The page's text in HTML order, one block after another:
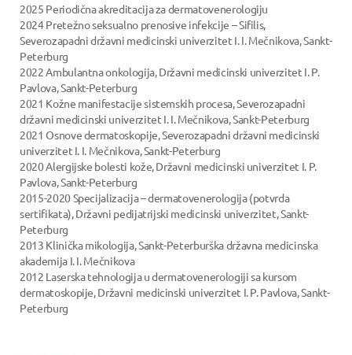
2025 Periodična akreditacija za dermatovenerologiju
2024 Pretežno seksualno prenosive infekcije – Sifilis,
Severozapadni državni medicinski univerzitet I. I. Mečnikova, Sankt-
Peterburg
2022 Ambulantna onkologija, Državni medicinski univerzitet I. P.
Pavlova, Sankt-Peterburg
2021 Kožne manifestacije sistemskih procesa, Severozapadni
državni medicinski univerzitet I. I. Mečnikova, Sankt-Peterburg
2021 Osnove dermatoskopije, Severozapadni državni medicinski
univerzitet I. I. Mečnikova, Sankt-Peterburg
2020 Alergijske bolesti kože, Državni medicinski univerzitet I. P.
Pavlova, Sankt-Peterburg
2015-2020 Specijalizacija – dermatovenerologija (potvrda
sertifikata), Državni pedijatrijski medicinski univerzitet, Sankt-
Peterburg
2013 Klinička mikologija, Sankt-Peterburška državna medicinska
akademija I. I. Mečnikova
2012 Laserska tehnologija u dermatovenerologiji sa kursom
dermatoskopije, Državni medicinski univerzitet I. P. Pavlova, Sankt-
Peterburg